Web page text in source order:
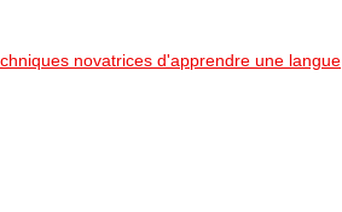
novatrices d'apprendre une langue